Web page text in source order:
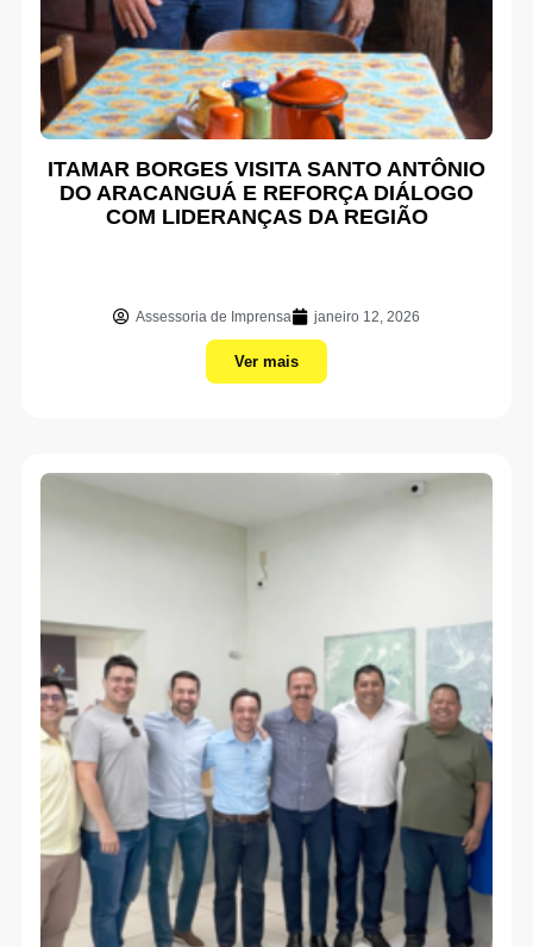
ITAMAR BORGES VISITA SANTO ANTÔNIO
DO ARACANGUÁ E REFORÇA DIÁLOGO
COM LIDERANÇAS DA REGIÃO
Assessoria de Imprensa janeiro 12, 2026
Ver mais